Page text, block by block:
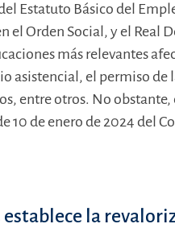
Estatuto Básico del
el Orden Social, y el Real
más relevantes
asistencial, el permiso de
entre otros. No obstante,
10 de enero de 2024 del
establece la